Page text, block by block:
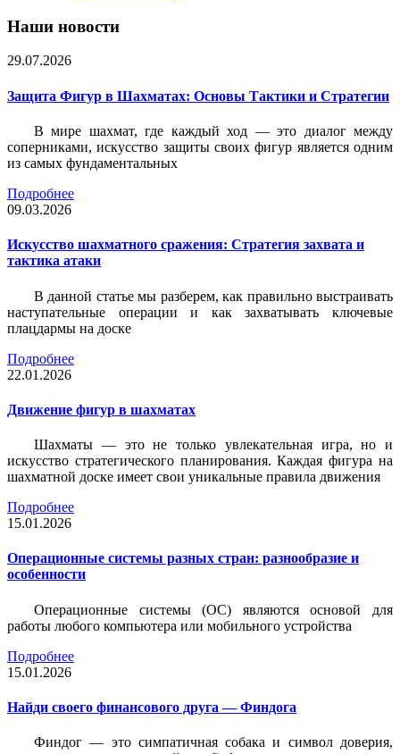
Наши новости
29.07.2026
Защита Фигур в Шахматах: Основы Тактики и Стратегии
В мире шахмат, где каждый ход — это диалог между
соперниками, искусство защиты своих фигур является одним
из самых фундаментальных
Подробнее
09.03.2026
Искусство шахматного сражения: Стратегия захвата и
тактика атаки
В данной статье мы разберем, как правильно выстраивать
наступательные операции и как захватывать ключевые
плацдармы на доске
Подробнее
22.01.2026
Движение фигур в шахматах
Шахматы — это не только увлекательная игра, но и
искусство стратегического планирования. Каждая фигура на
шахматной доске имеет свои уникальные правила движения
Подробнее
15.01.2026
Операционные системы разных стран: разнообразие и
особенности
Операционные системы (ОС) являются основой для
работы любого компьютера или мобильного устройства
Подробнее
15.01.2026
Найди своего финансового друга — Финдога
Финдог — это симпатичная собака и символ доверия,